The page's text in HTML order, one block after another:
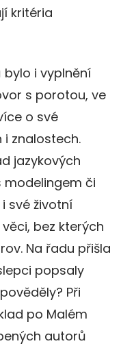
kritéria
i vyplnění
s porotou, ve
o své
i znalostech.
jazykových
modelingem či
své životní
bez kterých
Na řadu přišla
popsaly
Při
po Malém
autorů